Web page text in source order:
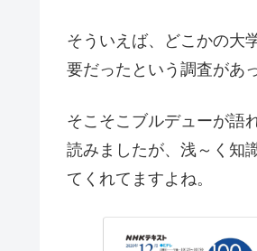
そういえば、どこかの大
要だったという調査があ
そこそこブルデューが語
読みましたが、浅～く知
てくれてますよね。